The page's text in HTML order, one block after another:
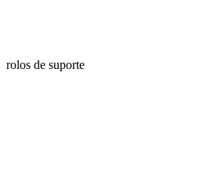
rolos de suporte